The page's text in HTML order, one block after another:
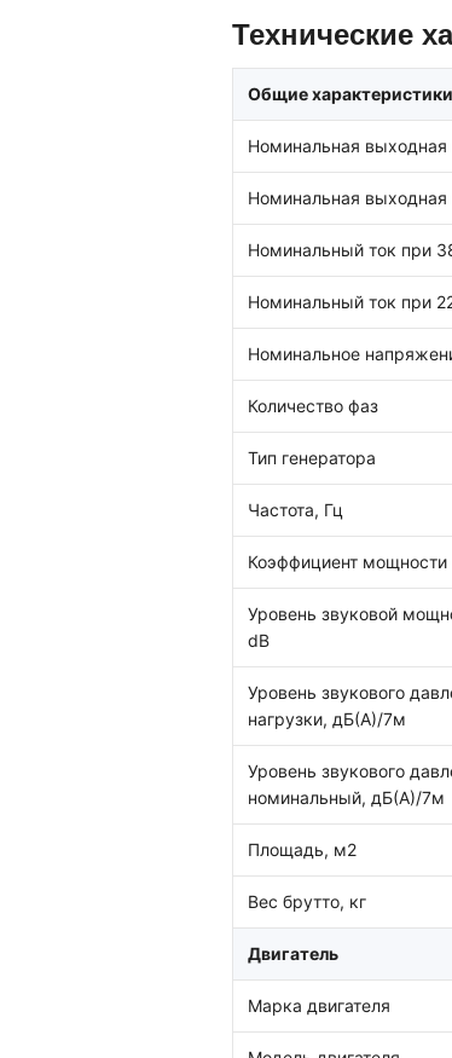
Технические
Общие характеристики
Номинальная
Номинальная
Номинальный ток при
Номинальный ток при
Номинальное
Количество фаз
Тип генератора
Частота, Гц
Коэффициент мощности
Уровень звуковой
dB
Уровень звукового
нагрузки, дБ(А)/7м
Уровень звукового
номинальный, дБ(А)/7м
Площадь, м2
Вес брутто, кг
Двигатель
Марка двигателя